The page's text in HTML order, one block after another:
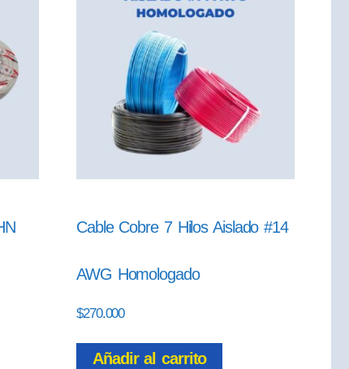
Cable Cobre 7 Hilos Aislado #14
AWG Homologado
$270.000
Añadir al carrito